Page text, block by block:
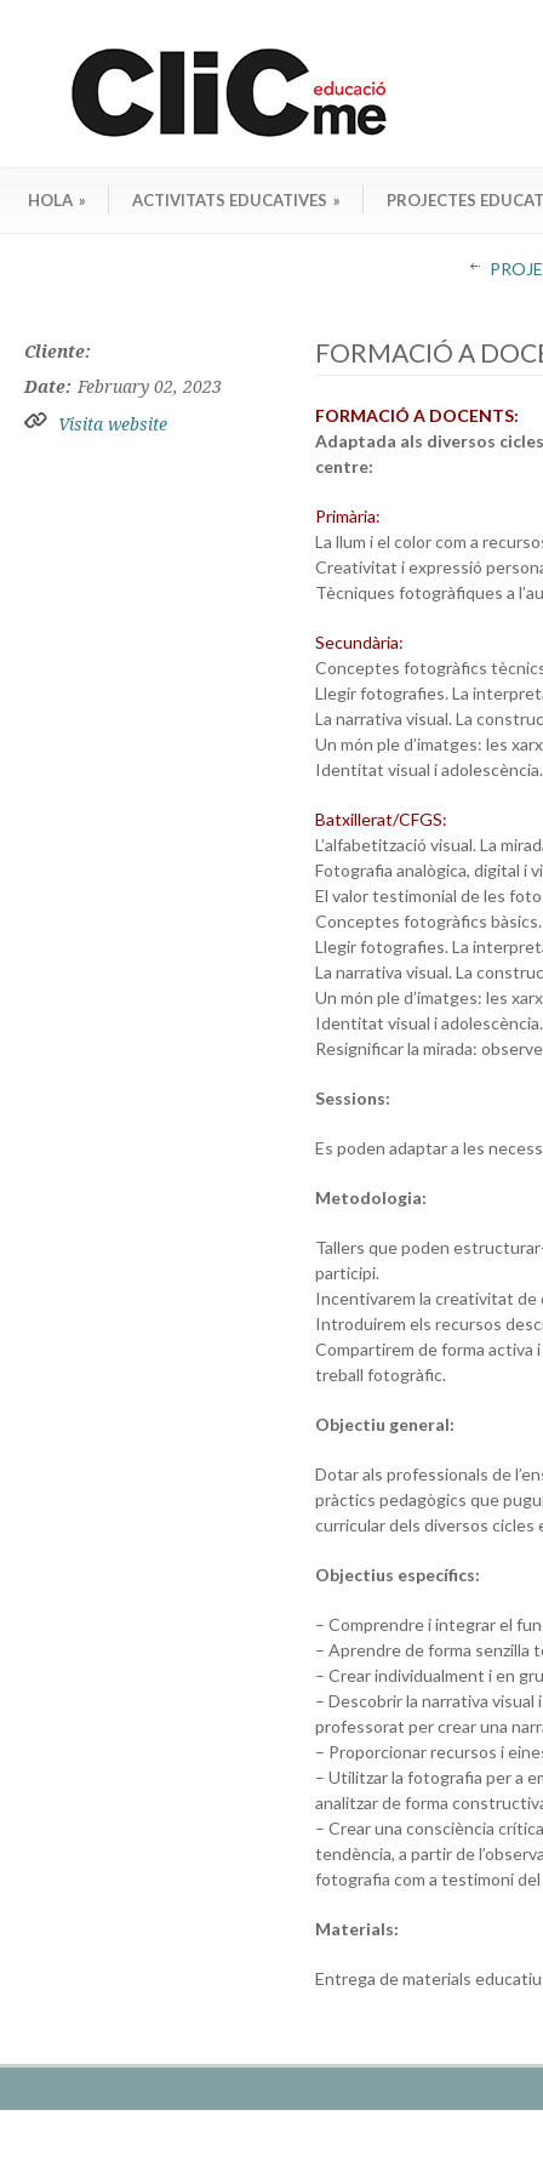
HOLA » ACTIVITATS EDUCATIVES » PROJECTES
Cliente:
Date: February 02, 2023
Visita website
FORMACIÓ A
FORMACIÓ A DOCENTS:
Adaptada als diversos
centre:
Primària:
La llum i el color com a
Creativitat i expressió
Tècniques fotogràfiques a
Secundària:
Conceptes fotogràfics
Llegir fotografies. La
La narrativa visual. La
Un món ple d’imatges: les
Identitat visual i adolescència.
Batxillerat/CFGS:
L’alfabetització visual. La
Fotografia analògica, digital i
El valor testimonial de les
Conceptes fotogràfics
Llegir fotografies. La
La narrativa visual. La
Un món ple d’imatges: les
Identitat visual i adolescència.
Resignificar la mirada:
Sessions:
Es poden adaptar a les
Metodologia:
Tallers que poden
participi.
Incentivarem la creativitat de
Introduirem els recursos
Compartirem de forma activa
treball fotogràfic.
Objectiu general:
Dotar als professionals de
pràctics pedagògics que
curricular dels diversos
Objectius específics:
– Comprendre i integrar el
– Aprendre de forma senzilla
– Crear individualment i en
– Descobrir la narrativa
professorat per crear una
– Proporcionar recursos i
– Utilitzar la fotografia per a
analitzar de forma
– Crear una consciència
tendència, a partir de
fotografia com a testimoni
Materials:
Entrega de materials